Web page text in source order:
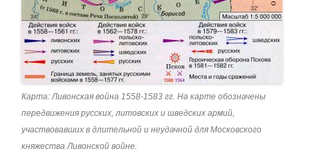
Карта: Ливонская война 1558-1583 гг. На карте обозначены
передвижения русских, литовских и шведских армий,
участвовавших в длительной и неудачной для Московского
княжества Ливонской войне.